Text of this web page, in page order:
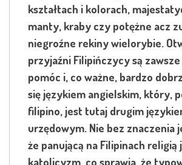
kształtach i kolorach,
manty, kraby czy potężne acz
niegroźne rekiny wielorybie.
przyjaźni Filipińczycy są
pomóc i, co ważne, bardzo
się językiem angielskim, który,
filipino, jest tutaj drugim
urzędowym. Nie bez znaczenia
że panującą na Filipinach religią
katolicyzm, co sprawia, że